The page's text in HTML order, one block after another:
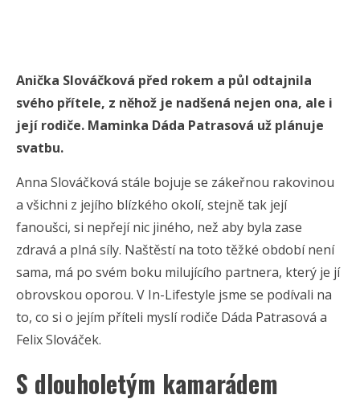
Anička Slováčková před rokem a půl odtajnila
svého přítele, z něhož je nadšená nejen ona, ale i
její rodiče. Maminka Dáda Patrasová už plánuje
svatbu.
Anna Slováčková stále bojuje se zákeřnou rakovinou
a všichni z jejího blízkého okolí, stejně tak její
fanoušci, si nepřejí nic jiného, než aby byla zase
zdravá a plná síly. Naštěstí na toto těžké období není
sama, má po svém boku milujícího partnera, který je jí
obrovskou oporou. V In-Lifestyle jsme se podívali na
to, co si o jejím příteli myslí rodiče Dáda Patrasová a
Felix Slováček.
S dlouholetým kamarádem